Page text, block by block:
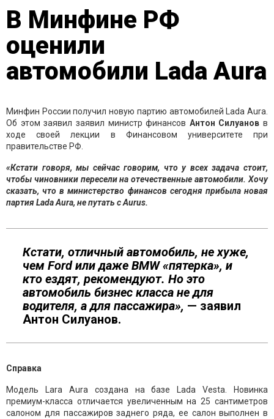
В Минфине РФ
оценили
автомобили Lada Aura
Минфин России получил новую партию автомобилей Lada Aura.
Об этом заявил заявил министр финансов Антон Силуанов в
ходе своей лекции в Финансовом университете при
правительстве РФ.
«Кстати говоря, мы сейчас говорим, что у всех задача стоит,
чтобы чиновники пересели на отечественные автомобили. Хочу
сказать, что в министерство финансов сегодня прибыла новая
партия Lada Aura, не путать с Aurus.
Кстати, отличный автомобиль, не хуже,
чем Ford или даже BMW «пятерка», и
кто ездят, рекомендуют. Но это
автомобиль бизнес класса не для
водителя, а для пассажира», — заявил
Антон Силуанов.
Справка
Модель Lara Aura создана на базе Lada Vesta. Новинка
премиум-класса отличается увеличенным на 25 сантиметров
салоном для пассажиров заднего ряда, ее салон выполнен в